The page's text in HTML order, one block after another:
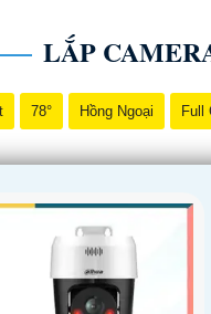
LẮP
78° Hồng Ngoại Full